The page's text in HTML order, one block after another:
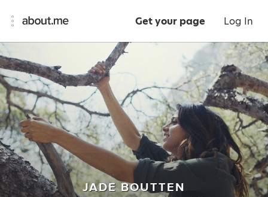
Get your page Log In
JADE BOUTTEN